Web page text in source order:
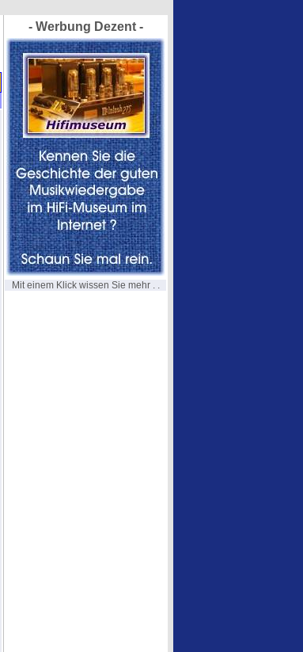
- Werbung Dezent -
Mit einem Klick wissen Sie mehr . .